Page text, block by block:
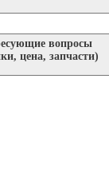
вопросы
цена, запчасти)